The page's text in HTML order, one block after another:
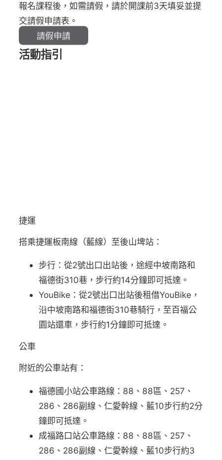
報名課程後，如需請假，請於開課前3天填妥並提
交請假申請表。
請假申請
活動指引
捷運
搭乘捷運板南線（藍線）至後山埤站：
步行：從2號出口出站後，途經中坡南路和
福德街310巷，步行約14分鐘即可抵達。
YouBike：從2號出口出站後租借YouBike，
沿中坡南路和福德街310巷騎行，至百福公
園站還車，步行約1分鐘即可抵達。
公車
附近的公車站有：
福德國小站公車路線：88、88區、257、
286、286副線、仁愛幹線、藍10步行約2分
鐘即可抵達。
成福路口站公車路線：88、88區、257、
286、286副線、仁愛幹線、藍10步行約3